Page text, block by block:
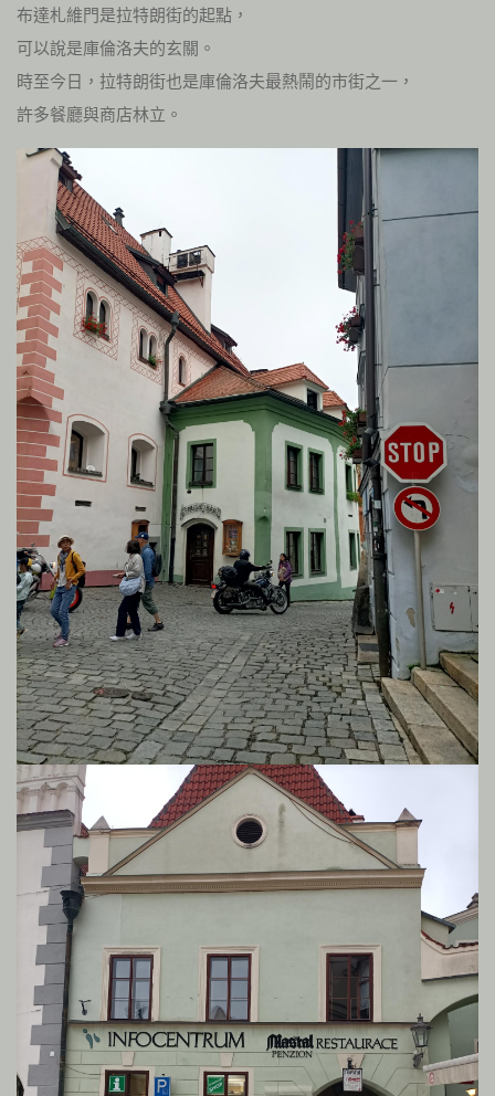
布達札維門是拉特朗街的起點，
可以說是庫倫洛夫的玄關。
時至今日，拉特朗街也是庫倫洛夫最熱鬧的市街之一，
許多餐廳與商店林立。